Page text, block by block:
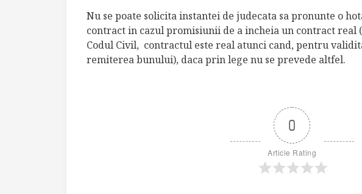
Nu se poate solicita instantei de judecata sa pronunte o
contract in cazul promisiunii de a incheia un contract
Codul Civil, contractul este real atunci cand, pentru
remiterea bunului), daca prin lege nu se prevede altfel.
0
Article Rating